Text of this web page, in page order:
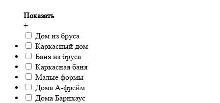
Показать
+
Дом из бруса
Каркасный дом
Баня из бруса
Каркасная баня
Малые формы
Дома А-фрейм
Дома Барнхаус